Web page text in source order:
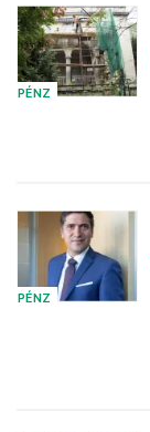
PÉNZ
PÉNZ